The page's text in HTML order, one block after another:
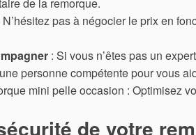
N’hésitez pas à négocier le prix en
: Si vous n’êtes pas un
personne compétente pour vous
de votre